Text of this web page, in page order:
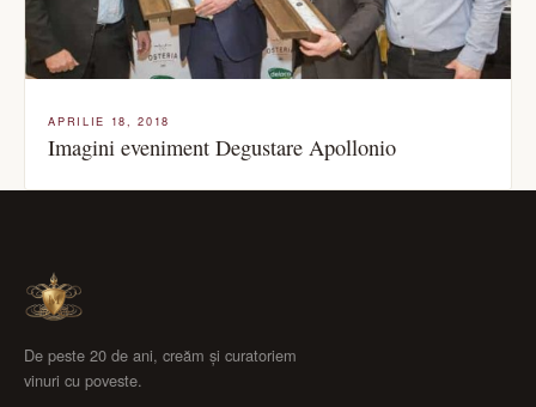
APRILIE 18, 2018
Imagini eveniment Degustare Apollonio
De peste 20 de ani, creăm și curatoriem
vinuri cu poveste.